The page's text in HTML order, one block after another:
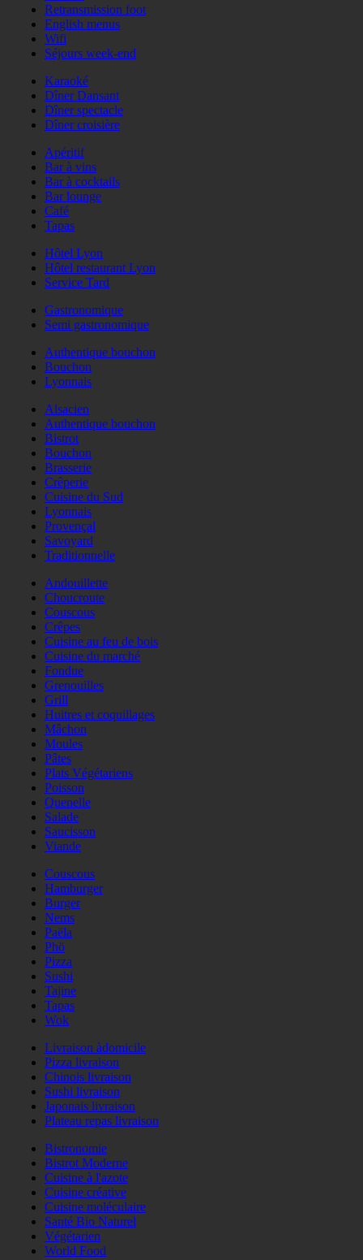
Retransmission foot
English menus
Wifi
Séjours week-end
Karaoké
Dîner Dansant
Dîner spectacle
Dîner croisière
Apéritif
Bar à vins
Bar à cocktails
Bar lounge
Café
Tapas
Hôtel Lyon
Hôtel restaurant Lyon
Service Tard
Gastronomique
Semi gastronomique
Authentique bouchon
Bouchon
Lyonnais
Alsacien
Authentique bouchon
Bistrot
Bouchon
Brasserie
Crêperie
Cuisine du Sud
Lyonnais
Provençal
Savoyard
Traditionnelle
Andouillette
Choucroute
Couscous
Crêpes
Cuisine au feu de bois
Cuisine du marché
Fondue
Grenouilles
Grill
Huitres et coquillages
Mâchon
Moules
Pâtes
Plats Végétariens
Poisson
Quenelle
Salade
Saucisson
Viande
Couscous
Hamburger
Burger
Nems
Paëla
Phö
Pizza
Sushi
Tajine
Tapas
Wok
Livraison àdomicile
Pizza livraison
Chinois livraison
Sushi livraison
Japonais livraison
Plateau repas livraison
Bistronomie
Bistrot Moderne
Cuisine à l'azote
Cuisine créative
Cuisine moléculaire
Santé Bio Naturel
Végétarien
World Food